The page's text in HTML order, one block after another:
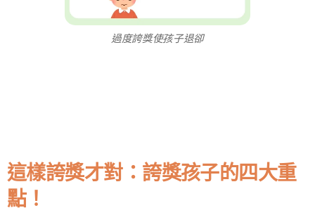
過度誇獎使孩子退卻
這樣誇獎才對：誇獎孩子的四大重
點！